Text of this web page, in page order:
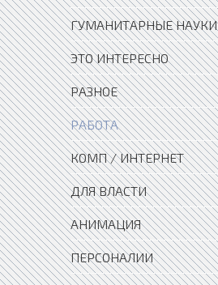
ГУМАНИТАРНЫЕ НАУКИ
ЭТО ИНТЕРЕСНО
РАЗНОЕ
РАБОТА
КОМП / ИНТЕРНЕТ
ДЛЯ ВЛАСТИ
АНИМАЦИЯ
ПЕРСОНАЛИИ